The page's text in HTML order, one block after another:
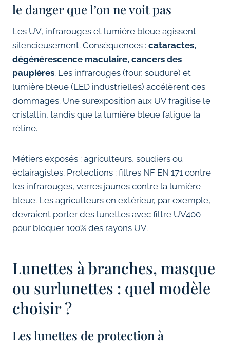
le danger que l’on ne voit pas
Les UV, infrarouges et lumière bleue agissent
silencieusement. Conséquences : cataractes,
dégénérescence maculaire, cancers des
paupières. Les infrarouges (four, soudure) et
lumière bleue (LED industrielles) accélèrent ces
dommages. Une surexposition aux UV fragilise le
cristallin, tandis que la lumière bleue fatigue la
rétine.
Métiers exposés : agriculteurs, soudiers ou
éclairagistes. Protections : filtres NF EN 171 contre
les infrarouges, verres jaunes contre la lumière
bleue. Les agriculteurs en extérieur, par exemple,
devraient porter des lunettes avec filtre UV400
pour bloquer 100% des rayons UV.
Lunettes à branches, masque
ou surlunettes : quel modèle
choisir ?
Les lunettes de protection à